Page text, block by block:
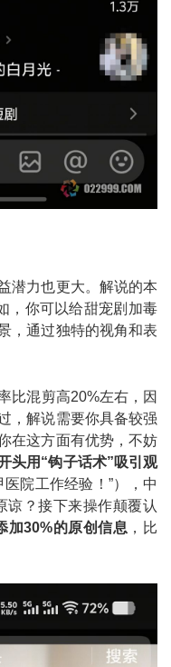
潜力也更大。解说的本
，你可以给甜宠剧加毒
，通过独特的视角和表
比混剪高20%左右，因
，解说需要你具备较强
在这方面有优势，不妨
头用“钩子话术”吸引观
医院工作经验！”），中
谅？接下来操作颠覆认
加30%的原创信息 ，比